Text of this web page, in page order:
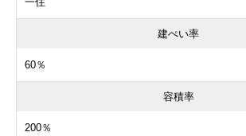
建ぺい率
60％
容積率
200％